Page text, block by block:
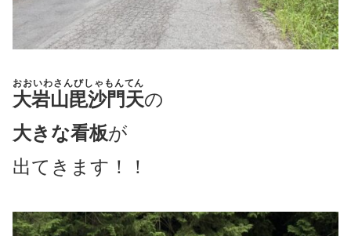
大岩山毘沙門天
おおいわさんびしゃもんてん
の
大きな看板が
出てきます！！